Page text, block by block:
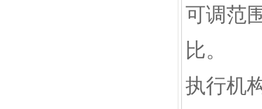
可调范
比。
执行机